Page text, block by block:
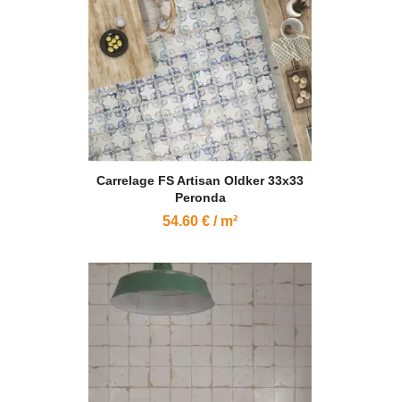
Carrelage FS Artisan Oldker 33x33
Peronda
54.60 € / m²